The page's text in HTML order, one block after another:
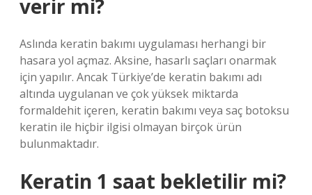
verir mi?
Aslında keratin bakımı uygulaması herhangi bir
hasara yol açmaz. Aksine, hasarlı saçları onarmak
için yapılır. Ancak Türkiye’de keratin bakımı adı
altında uygulanan ve çok yüksek miktarda
formaldehit içeren, keratin bakımı veya saç botoksu
keratin ile hiçbir ilgisi olmayan birçok ürün
bulunmaktadır.
Keratin 1 saat bekletilir mi?